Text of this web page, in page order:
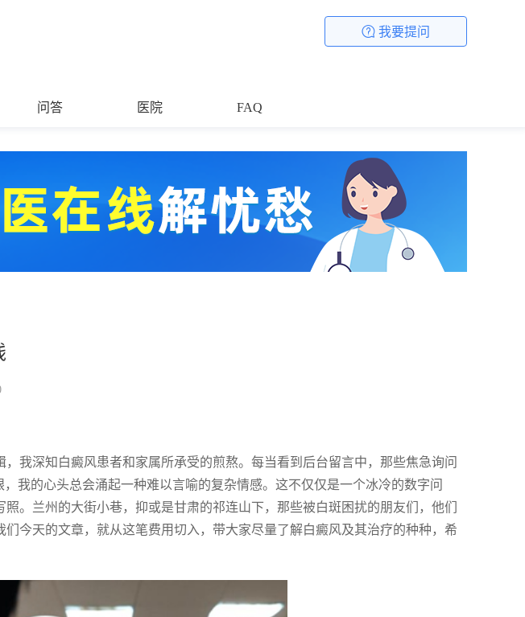
我要提问
问答 医院 FAQ
我深知白癜风患者和家属所承受的煎熬。每当看到后台留言中，那些焦急询问
我的心头总会涌起一种难以言喻的复杂情感。这不仅仅是一个冰冷的数字问
。兰州的大街小巷，抑或是甘肃的祁连山下，那些被白斑困扰的朋友们，他们
今天的文章，就从这笔费用切入，带大家尽量了解白癜风及其治疗的种种，希